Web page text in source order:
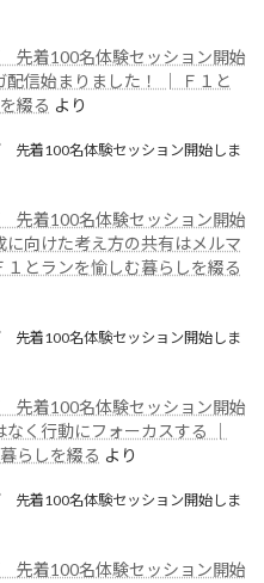
先着100名体験セッション開始
配信始まりました！ │ Ｆ１と
綴る より
先着100名体験セッション開始しま
先着100名体験セッション開始
に向けた考え方の共有はメルマ
とランを愉しむ暮らしを綴る
先着100名体験セッション開始しま
先着100名体験セッション開始
なく行動にフォーカスする │
らしを綴る より
先着100名体験セッション開始しま
先着100名体験セッション開始